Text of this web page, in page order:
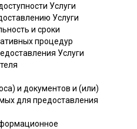
Услуги
Услуги
и сроки
процедур
Услуги
и документов и (или)
для предоставления